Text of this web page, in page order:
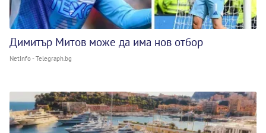
Димитър Митов може да има нов отбор
NetInfo - Telegraph.bg